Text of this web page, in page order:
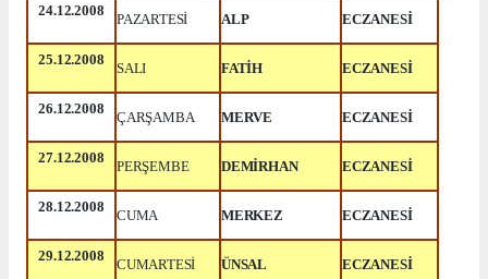
24.12.2008
PAZARTESİ ALP ECZANESİ
25.12.2008
SALI FATİH ECZANESİ
26.12.2008
ÇARŞAMBA MERVE ECZANESİ
27.12.2008
PERŞEMBE DEMİRHAN ECZANESİ
28.12.2008
CUMA MERKEZ ECZANESİ
29.12.2008
CUMARTESİ ÜNSAL ECZANESİ